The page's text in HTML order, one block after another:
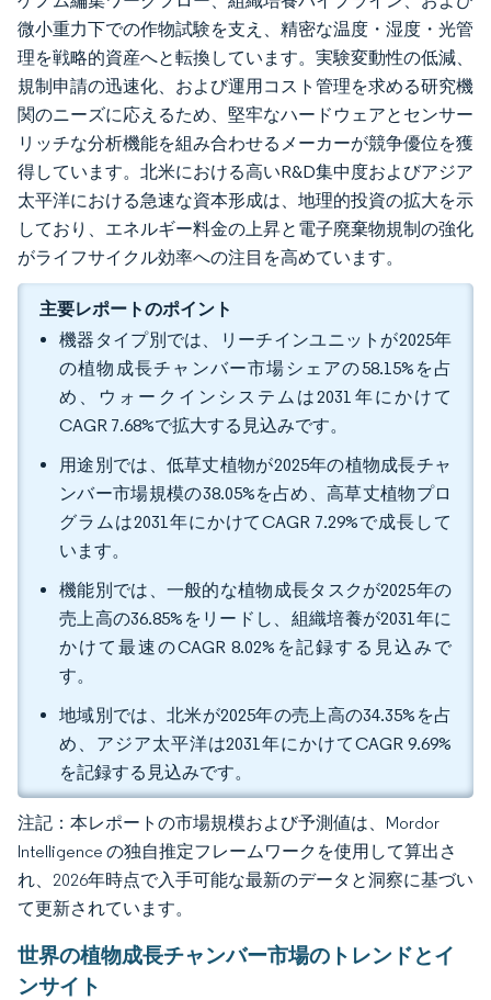
微小重力下での作物試験を支え、精密な温度・湿度・光管
理を戦略的資産へと転換しています。実験変動性の低減、
規制申請の迅速化、および運用コスト管理を求める研究機
関のニーズに応えるため、堅牢なハードウェアとセンサー
リッチな分析機能を組み合わせるメーカーが競争優位を獲
得しています。北米における高いR&D集中度およびアジア
太平洋における急速な資本形成は、地理的投資の拡大を示
しており、エネルギー料金の上昇と電子廃棄物規制の強化
がライフサイクル効率への注目を高めています。
主要レポートのポイント
機器タイプ別では、リーチインユニットが2025年
の植物成長チャンバー市場シェアの58.15%を占
め、ウォークインシステムは2031年にかけて
CAGR 7.68%で拡大する見込みです。
用途別では、低草丈植物が2025年の植物成長チャ
ンバー市場規模の38.05%を占め、高草丈植物プロ
グラムは2031年にかけてCAGR 7.29%で成長して
います。
機能別では、一般的な植物成長タスクが2025年の
売上高の36.85%をリードし、組織培養が2031年に
かけて最速のCAGR 8.02%を記録する見込みで
す。
地域別では、北米が2025年の売上高の34.35%を占
め、アジア太平洋は2031年にかけてCAGR 9.69%
を記録する見込みです。
注記：本レポートの市場規模および予測値は、Mordor
Intelligence の独自推定フレームワークを使用して算出さ
れ、2026年時点で入手可能な最新のデータと洞察に基づい
て更新されています。
世界の植物成長チャンバー市場のトレンドとイ
ンサイト